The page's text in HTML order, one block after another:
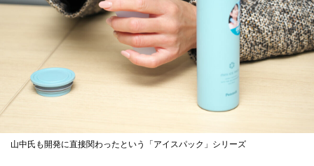
山中氏も開発に直接関わったという「アイスパック」シリーズ